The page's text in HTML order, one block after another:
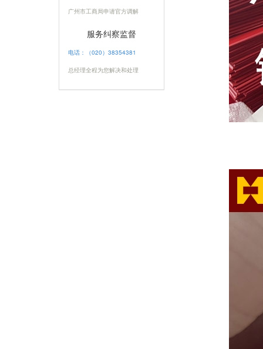
广州市工商局申请官方调解
服务纠察监督
电话：（020）38354381
总经理全程为您解决和处理